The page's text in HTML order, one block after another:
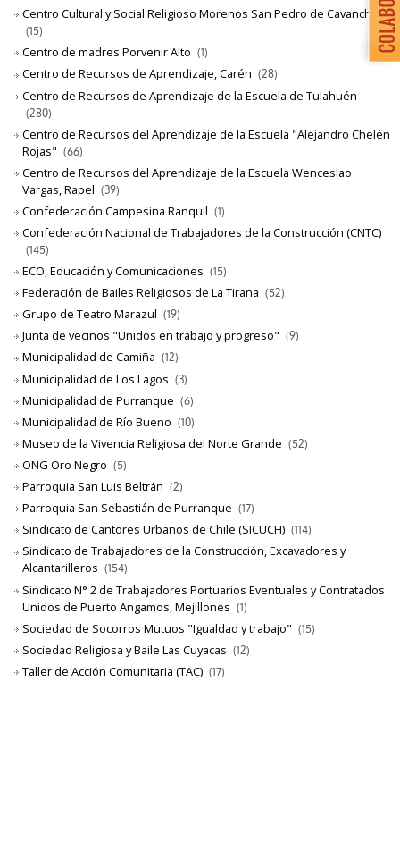
Centro Cultural y Social Religioso Morenos San Pedro de Cavancha
(15)
Centro de madres Porvenir Alto (1)
Centro de Recursos de Aprendizaje, Carén (28)
Centro de Recursos de Aprendizaje de la Escuela de Tulahuén
(280)
Centro de Recursos del Aprendizaje de la Escuela "Alejandro Chelén
Rojas" (66)
Centro de Recursos del Aprendizaje de la Escuela Wenceslao
Vargas, Rapel (39)
Confederación Campesina Ranquil (1)
Confederación Nacional de Trabajadores de la Construcción (CNTC)
(145)
ECO, Educación y Comunicaciones (15)
Federación de Bailes Religiosos de La Tirana (52)
Grupo de Teatro Marazul (19)
Junta de vecinos "Unidos en trabajo y progreso" (9)
Municipalidad de Camiña (12)
Municipalidad de Los Lagos (3)
Municipalidad de Purranque (6)
Municipalidad de Río Bueno (10)
Museo de la Vivencia Religiosa del Norte Grande (52)
ONG Oro Negro (5)
Parroquia San Luis Beltrán (2)
Parroquia San Sebastián de Purranque (17)
Sindicato de Cantores Urbanos de Chile (SICUCH) (114)
Sindicato de Trabajadores de la Construcción, Excavadores y
Alcantarilleros (154)
Sindicato N° 2 de Trabajadores Portuarios Eventuales y Contratados
Unidos de Puerto Angamos, Mejillones (1)
Sociedad de Socorros Mutuos "Igualdad y trabajo" (15)
Sociedad Religiosa y Baile Las Cuyacas (12)
Taller de Acción Comunitaria (TAC) (17)